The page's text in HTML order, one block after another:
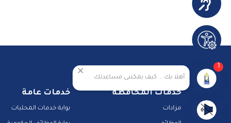
خدمات المحافظة
مزادات
خدمات عامة
بوابة خدمات المحليات
أهلا بك ... كيف يمكننى مساعدتك
1